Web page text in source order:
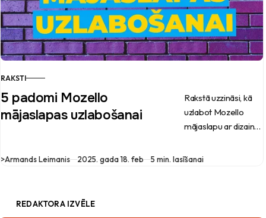
RAKSTI
5 padomi Mozello
mājaslapas uzlabošanai
Rakstā uzzināsi, kā
uzlabot Mozello
mājaslapu ar dizaina
saspiest attēlus, ko
>Armands Leimanis 2025. gada 18. feb 5 min. lasīšanai
REDAKTORA IZVĒLE